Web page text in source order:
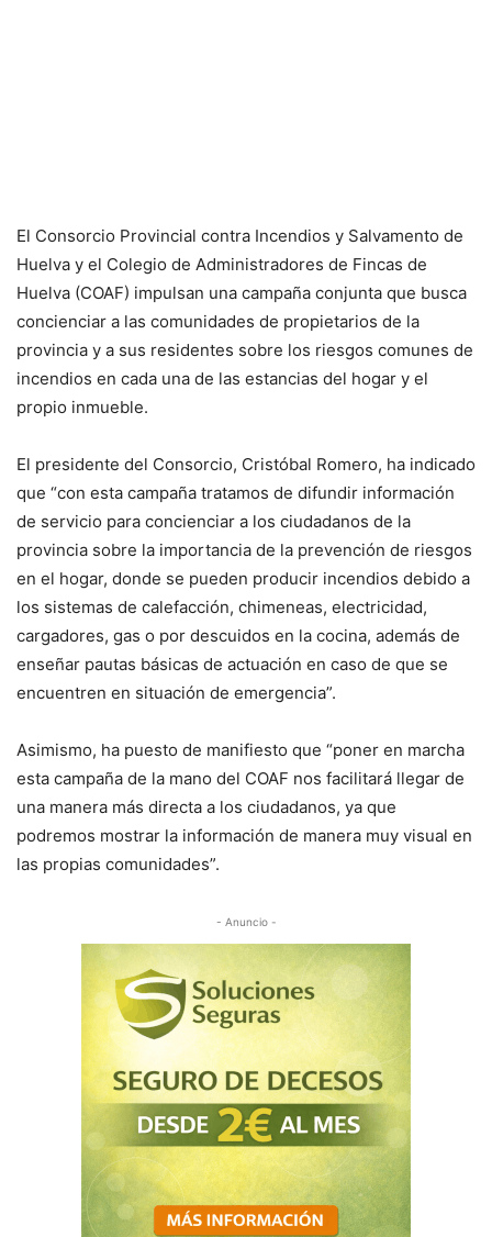
El Consorcio Provincial contra Incendios y Salvamento de
Huelva y el Colegio de Administradores de Fincas de
Huelva (COAF) impulsan una campaña conjunta que busca
concienciar a las comunidades de propietarios de la
provincia y a sus residentes sobre los riesgos comunes de
incendios en cada una de las estancias del hogar y el
propio inmueble.
El presidente del Consorcio, Cristóbal Romero, ha indicado
que “con esta campaña tratamos de difundir información
de servicio para concienciar a los ciudadanos de la
provincia sobre la importancia de la prevención de riesgos
en el hogar, donde se pueden producir incendios debido a
los sistemas de calefacción, chimeneas, electricidad,
cargadores, gas o por descuidos en la cocina, además de
enseñar pautas básicas de actuación en caso de que se
encuentren en situación de emergencia”.
Asimismo, ha puesto de manifiesto que “poner en marcha
esta campaña de la mano del COAF nos facilitará llegar de
una manera más directa a los ciudadanos, ya que
podremos mostrar la información de manera muy visual en
las propias comunidades”.
- Anuncio -